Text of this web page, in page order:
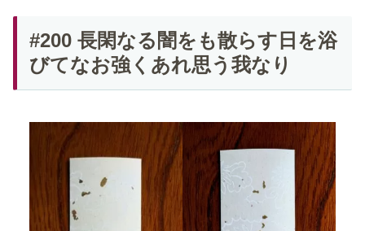
#200 長閑なる闇をも散らす日を浴
びてなお強くあれ思う我なり